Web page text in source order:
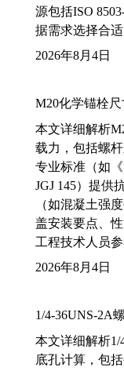
源包括ISO
据需求选择合适
2026年8月4日
M20化学锚栓
本文详细解析
载力，包括螺
专业标准（如
JGJ 145）提供
（如混凝土强
盖安装要点、
工程技术人员参
2026年8月4日
1/4-36UNS-2A
本文详细解析1/
底孔计算，包